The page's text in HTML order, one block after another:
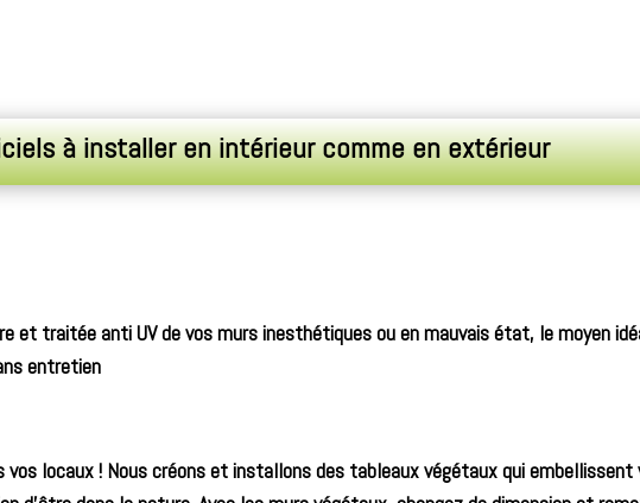
à installer en intérieur comme en extérieur
et traitée anti UV de vos murs inesthétiques ou en mauvais état, le moyen
entretien
vos locaux ! Nous créons et installons des tableaux végétaux qui embellissent